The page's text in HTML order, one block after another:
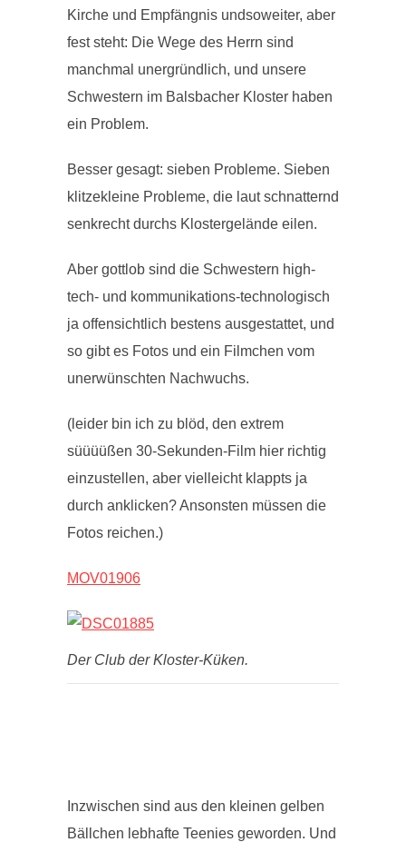
Kirche und Empfängnis undsoweiter, aber
fest steht: Die Wege des Herrn sind
manchmal unergründlich, und unsere
Schwestern im Balsbacher Kloster haben
ein Problem.
Besser gesagt: sieben Probleme. Sieben
klitzekleine Probleme, die laut schnatternd
senkrecht durchs Klostergelände eilen.
Aber gottlob sind die Schwestern high-
tech- und kommunikations-technologisch
ja offensichtlich bestens ausgestattet, und
so gibt es Fotos und ein Filmchen vom
unerwünschten Nachwuchs.
(leider bin ich zu blöd, den extrem
süüüüßen 30-Sekunden-Film hier richtig
einzustellen, aber vielleicht klappts ja
durch anklicken? Ansonsten müssen die
Fotos reichen.)
MOV01906
Der Club der Kloster-Küken.
Inzwischen sind aus den kleinen gelben
Bällchen lebhafte Teenies geworden. Und